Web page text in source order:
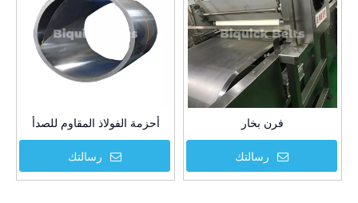
أحزمة الفولاذ المقاوم للصدأ
رسالتك
فرن بخار
رسالتك